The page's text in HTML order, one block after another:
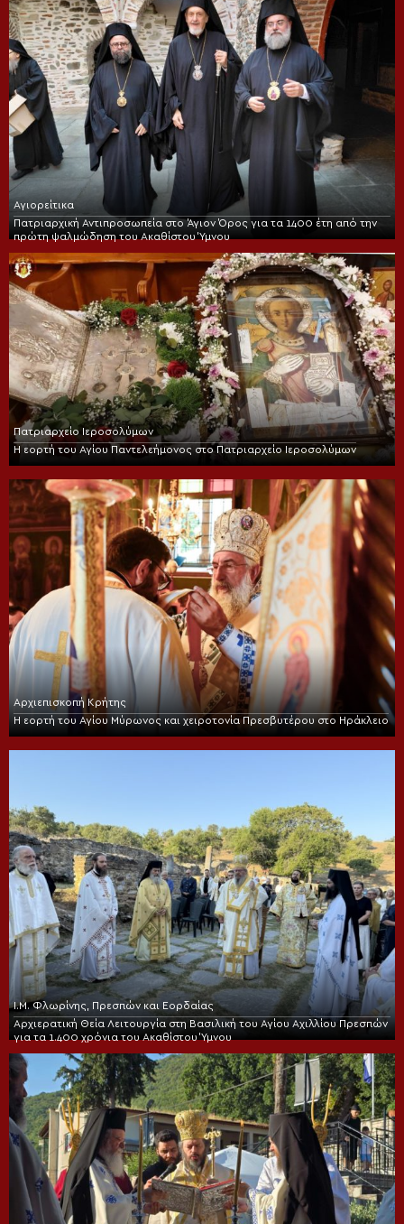
Αγιορείτικα
Πατριαρχική Αντιπροσωπεία στο Άγιον Όρος για τα 1400 έτη από την
πρώτη ψαλμώδηση του Ακαθίστου Ύμνου
Πατριαρχείο Ιεροσολύμων
Η εορτή του Αγίου Παντελεήμονος στο Πατριαρχείο Ιεροσολύμων
Αρχιεπισκοπή Κρήτης
Η εορτή του Αγίου Μύρωνος και χειροτονία Πρεσβυτέρου στο Ηράκλειο
Ι.Μ. Φλωρίνης, Πρεσπών και Εορδαίας
Αρχιερατική Θεία Λειτουργία στη Βασιλική του Αγίου Αχιλλίου Πρεσπών
για τα 1.400 χρόνια του Ακαθίστου Ύμνου